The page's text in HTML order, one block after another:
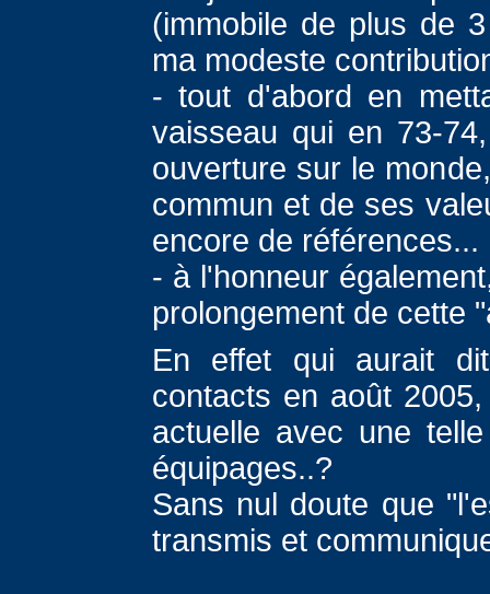
(immobile de plus de
ma modeste
- tout d'abord en
vaisseau qui en 73-
ouverture sur le
commun et de ses
encore de références...
- à l'honneur
prolongement de cette
En effet qui aurait
contacts en août
actuelle avec une
équipages..?
Sans nul doute que
transmis et